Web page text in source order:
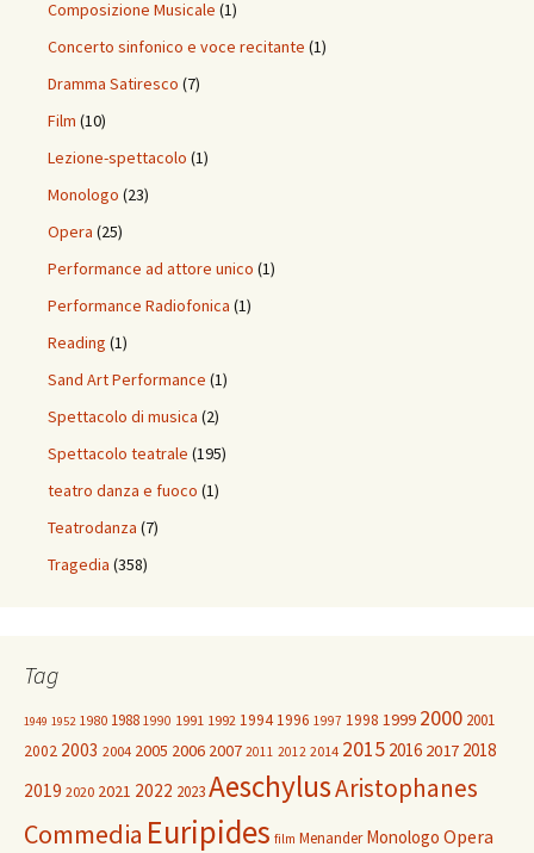
Composizione Musicale (1)
Concerto sinfonico e voce recitante (1)
Dramma Satiresco (7)
Film (10)
Lezione-spettacolo (1)
Monologo (23)
Opera (25)
Performance ad attore unico (1)
Performance Radiofonica (1)
Reading (1)
Sand Art Performance (1)
Spettacolo di musica (2)
Spettacolo teatrale (195)
teatro danza e fuoco (1)
Teatrodanza (7)
Tragedia (358)
Tag
1949 1952 1980 1988 1990 1991 1992 19941996 1997 1998 1999 2000 2001
2002 2003 2004 2005 2006 2007 2011 2012 2014 2015 2016 2017 2018
2019 2020 2021 2022 2023AeschylusAristophanes
Commedia Euripides film Menander Monologo Opera